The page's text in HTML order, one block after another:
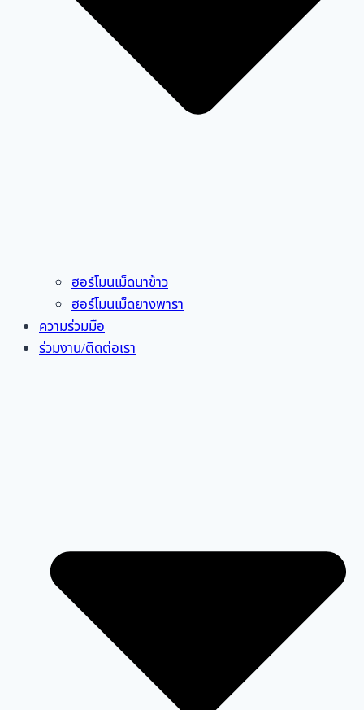
ฮอร์โมนเม็ดนาข้าว
ฮอร์โมนเม็ดยางพารา
ความร่วมมือ
ร่วมงาน/ติดต่อเรา